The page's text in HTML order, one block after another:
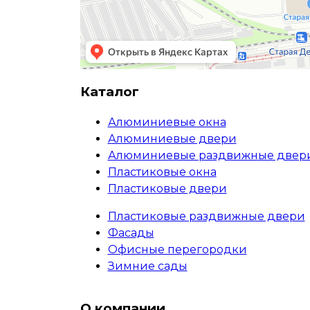
Каталог
Алюминиевые окна
Алюминиевые двери
Алюминиевые раздвижные
Пластиковые окна
Пластиковые двери
Пластиковые раздвижные двери
Фасады
Офисные перегородки
Зимние сады